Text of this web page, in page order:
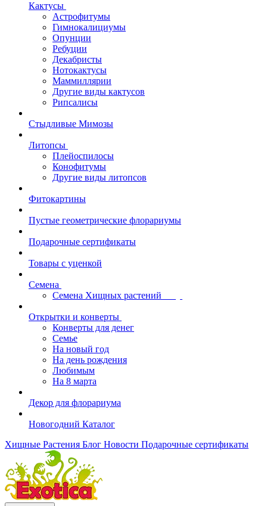
Кактусы
Астрофитумы
Гимнокалициумы
Опунции
Ребуции
Декабристы
Нотокактусы
Маммиллярии
Другие виды кактусов
Рипсалисы
Стыдливые Мимозы
Литопсы
Плейоспилосы
Конофитумы
Другие виды литопсов
Фитокартины
Пустые геометрические флорариумы
Подарочные сертификаты
Товары с уценкой
Семена
Семена Хищных растений
Открытки и конверты
Конверты для денег
Семье
На новый год
На день рождения
Любимым
На 8 марта
Декор для флорариума
Новогодний Каталог
Хищные Растения Блог Новости Подарочные сертификаты